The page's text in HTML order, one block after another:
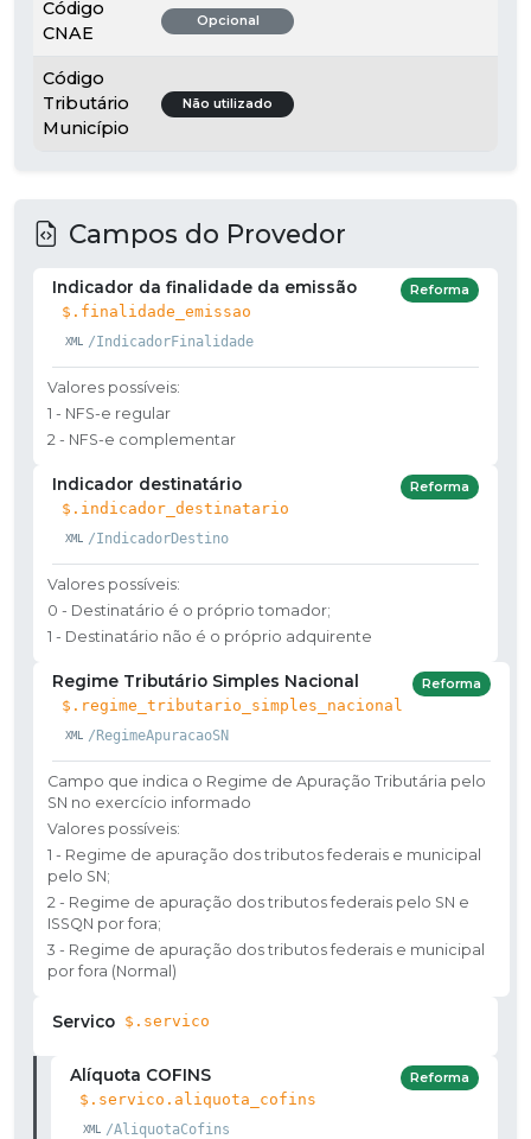
Código
CNAE
Opcional
Código
Tributário
Município
Não utilizado
Campos do Provedor
Indicador da finalidade da emissão
$.finalidade_emissao
/IndicadorFinalidade
Reforma
Valores possíveis:
1 - NFS-e regular
2 - NFS-e complementar
Indicador destinatário
$.indicador_destinatario
/IndicadorDestino
Reforma
Valores possíveis:
0 - Destinatário é o próprio tomador;
1 - Destinatário não é o próprio adquirente
Regime Tributário Simples Nacional
$.regime_tributario_simples_nacional
/RegimeApuracaoSN
Reforma
Campo que indica o Regime de Apuração Tributária pelo
SN no exercício informado
Valores possíveis:
1 - Regime de apuração dos tributos federais e municipal
pelo SN;
2 - Regime de apuração dos tributos federais pelo SN e
ISSQN por fora;
3 - Regime de apuração dos tributos federais e municipal
por fora (Normal)
Servico $.servico
Alíquota COFINS
$.servico.aliquota_cofins
/AliquotaCofins
Reforma